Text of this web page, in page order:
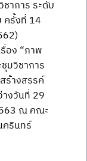
ชาการ ระดับ
ครั้งที่ 14
อง “ภาพ
มวิชาการ
ร้างสรรค์
งวันที่ 29
ณ คณะ
ครินทร์